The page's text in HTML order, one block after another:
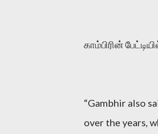
காம்பிரின்
“Gambhir also
over the years,